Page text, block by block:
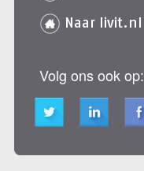
Naar livit.nl
Volg ons ook op: